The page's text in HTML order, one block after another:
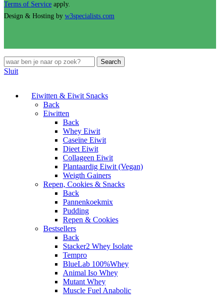
Terms of Service apply.
Design & Hosting by w3specialists.com
Search
Sluit
Eiwitten & Eiwit Snacks
Back
Eiwitten
Back
Whey Eiwit
Caseïne Eiwit
Dieet Eiwit
Collageen Eiwit
Plantaardig Eiwit (Vegan)
Weigth Gainers
Repen, Cookies & Snacks
Back
Pannenkoekmix
Pudding
Repen & Cookies
Bestsellers
Back
Stacker2 Whey Isolate
Tempro
BlueLab 100%Whey
Animal Iso Whey
Mutant Whey
Muscle Fuel Anabolic